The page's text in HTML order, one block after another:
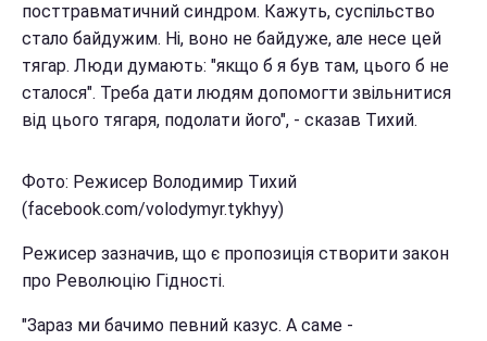
посттравматичний синдром. Кажуть, суспільство
стало байдужим. Ні, воно не байдуже, але несе цей
тягар. Люди думають: "якщо б я був там, цього б не
сталося". Треба дати людям допомогти звільнитися
від цього тягаря, подолати його", - сказав Тихий.
Фото: Режисер Володимир Тихий
(facebook.com/volodymyr.tykhyy)
Режисер зазначив, що є пропозиція створити закон
про Революцію Гідності.
"Зараз ми бачимо певний казус. А саме -